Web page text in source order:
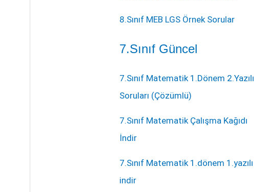
8.Sınıf MEB LGS Örnek Sorular
7.Sınıf Güncel
7.Sınıf Matematik 1.Dönem 2.Yazılı
Soruları (Çözümlü)
7.Sınıf Matematik Çalışma Kağıdı
İndir
7.Sınıf Matematik 1.dönem 1.yazılı
indir